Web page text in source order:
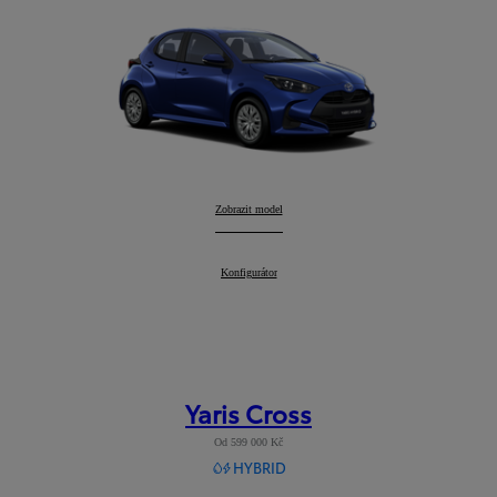
Yaris:
Zobrazit model
Yaris:
Konfigurátor
Yaris Cross
Od 599 000 Kč
HYBRID